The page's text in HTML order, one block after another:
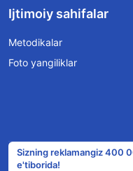
Ijtimoiy sahifalar
Metodikalar
Foto yangiliklar
Sizning reklamangiz 400
e'tiborida!